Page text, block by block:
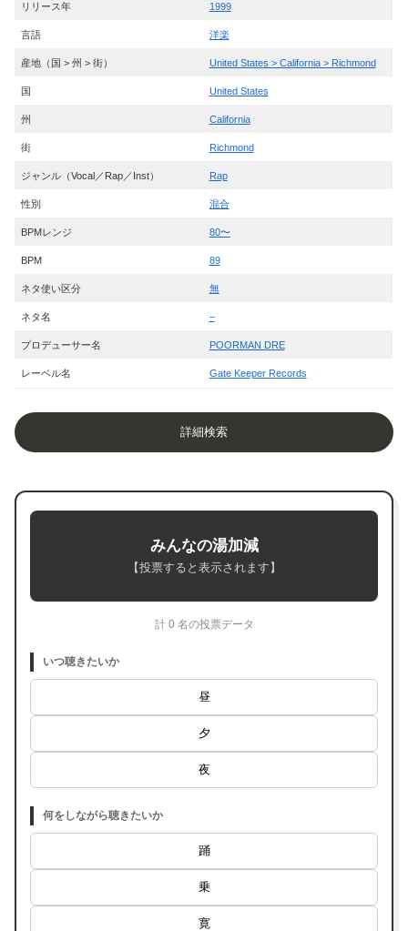
リリース年 1999
言語 洋楽
産地（国 > 州 > 街） United States > California > Richmond
国 United States
州 California
街 Richmond
ジャンル（Vocal／Rap／Inst） Rap
性別 混合
BPMレンジ 80〜
BPM 89
ネタ使い区分 無
ネタ名 –
プロデューサー名 POORMAN DRE
レーベル名 Gate Keeper Records
詳細検索
みんなの湯加減
【投票すると表示されます】
計 0 名の投票データ
いつ聴きたいか
昼
夕
夜
何をしながら聴きたいか
踊
乗
寛